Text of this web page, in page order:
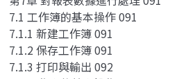
7.1 工作簿的基本操作 091
7.1.1 新建工作簿 091
7.1.2 保存工作簿 091
7.1.3 打印與輸出 092